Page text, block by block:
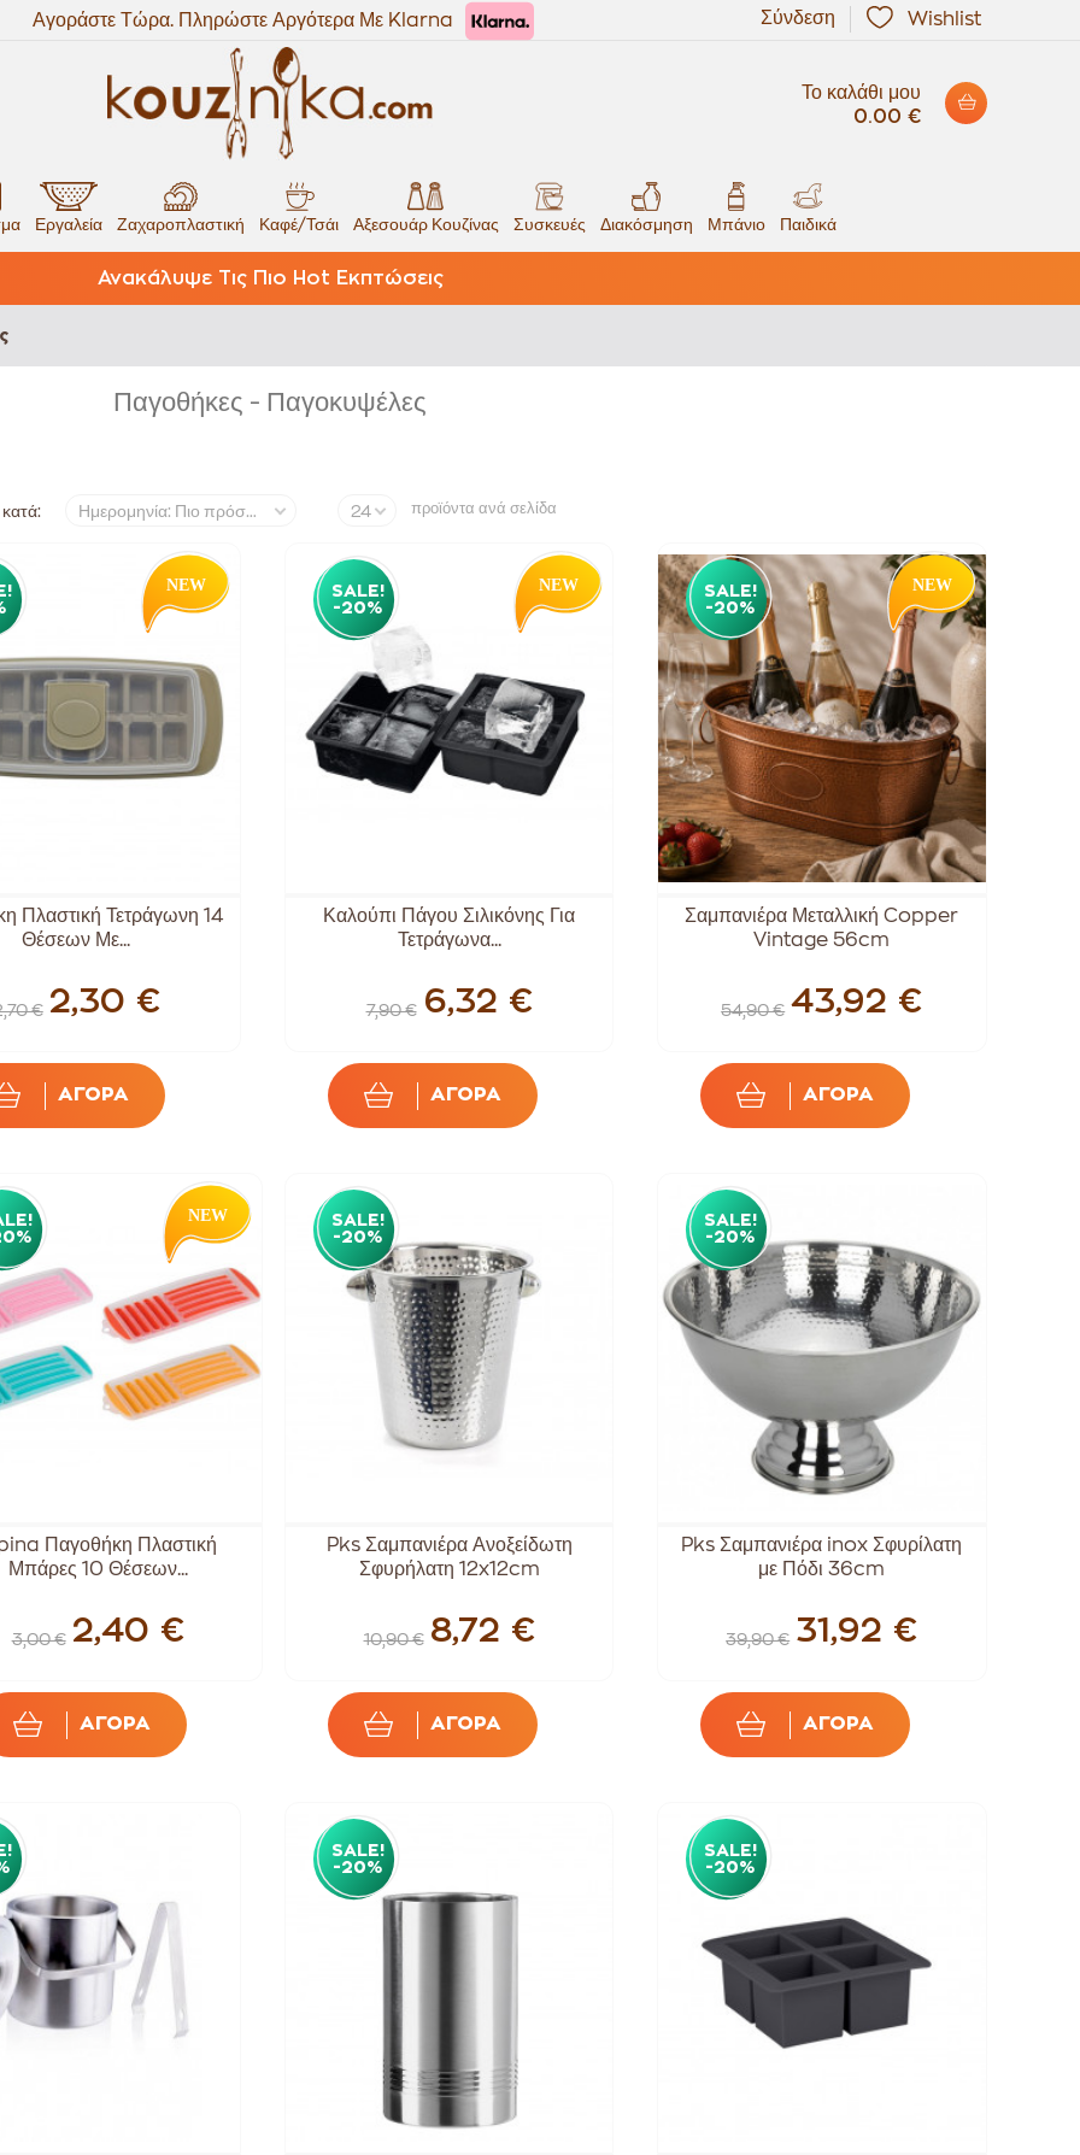
Αγοράστε Τώρα. Πληρώστε Αργότερα Με Klarna Wishlist
Σύνδεση
Το καλάθι μου
0.00 €
Εργαλεία Ζαχαροπλαστική Καφέ/Τσάι Αξεσουάρ Κουζίνας Συσκευές Διακόσμηση Μπάνιο Παιδικά
Ανακάλυψε Τις Πιο Hot Εκπτώσεις
Παγοθήκες - Παγοκυψέλες
Ημερομηνία: Πιο πρόσφατα 24 προϊόντα ανά σελίδα
Πλαστική Τετράγωνη 14
Θέσεων Με...
€ 2,30 €
ΑΓΟΡΑ
SALE!
-20%
Καλούπι Πάγου Σιλικόνης Για
Τετράγωνα...
7,90 € 6,32 €
ΑΓΟΡΑ
SALE!
-20%
Σαμπανιέρα Μεταλλική Copper
Vintage 56cm
54,90 € 43,92 €
ΑΓΟΡΑ
Παγοθήκη Πλαστική
Μπάρες 10 Θέσεων...
3,00 € 2,40 €
ΑΓΟΡΑ
SALE!
-20%
Pks Σαμπανιέρα Ανοξείδωτη
Σφυρήλατη 12x12cm
10,90 € 8,72 €
ΑΓΟΡΑ
SALE!
-20%
Pks Σαμπανιέρα inox Σφυρίλατη
με Πόδι 36cm
39,90 € 31,92 €
ΑΓΟΡΑ
SALE!
-20%
SALE!
-20%